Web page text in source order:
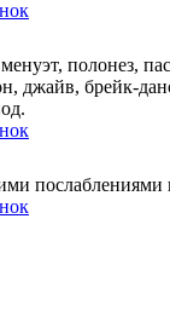
полонез,
джайв, брейк-